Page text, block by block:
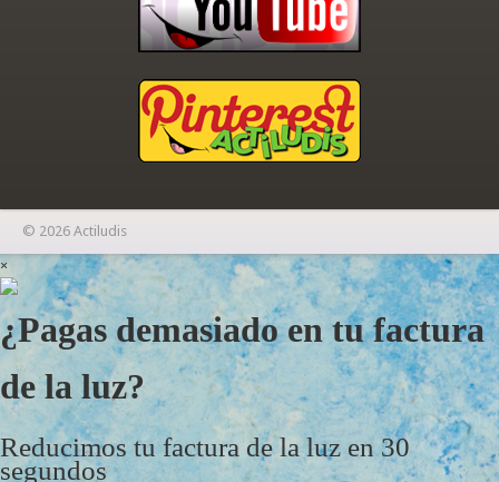
© 2026 Actiludis
×
¿Pagas demasiado en tu factura
de la luz?
Reducimos tu factura de la luz en 30
segundos